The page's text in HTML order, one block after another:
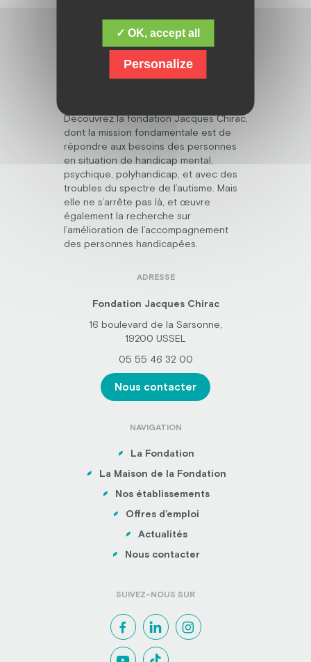
Découvrez la fondation Jacques Chirac,
dont la mission fondamentale est de
répondre aux besoins des personnes
en situation de handicap mental,
psychique, polyhandicap, et avec des
troubles du spectre de l’autisme. Mais
elle ne s’arrête pas là, et œuvre
également la recherche sur
l’amélioration de l’accompagnement
des personnes handicapées.
ADRESSE
Fondation Jacques Chirac
16 boulevard de la Sarsonne,
19200 USSEL
05 55 46 32 00
Nous contacter
NAVIGATION
La Fondation
La Maison de la Fondation
Nos établissements
Offres d’emploi
Actualités
Nous contacter
SUIVEZ-NOUS SUR
✓ OK, accept all
Personalize